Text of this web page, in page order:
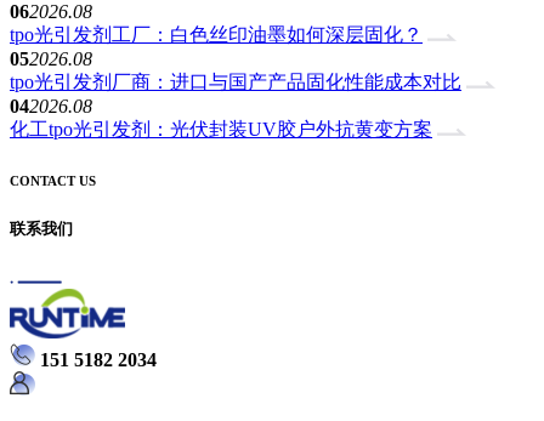
062026.08
tpo光引发剂工厂：白色丝印油墨如何深层固化？
052026.08
tpo光引发剂厂商：进口与国产产品固化性能成本对比
042026.08
化工tpo光引发剂：光伏封装UV胶户外抗黄变方案
CONTACT US
联系我们
151 5182 2034